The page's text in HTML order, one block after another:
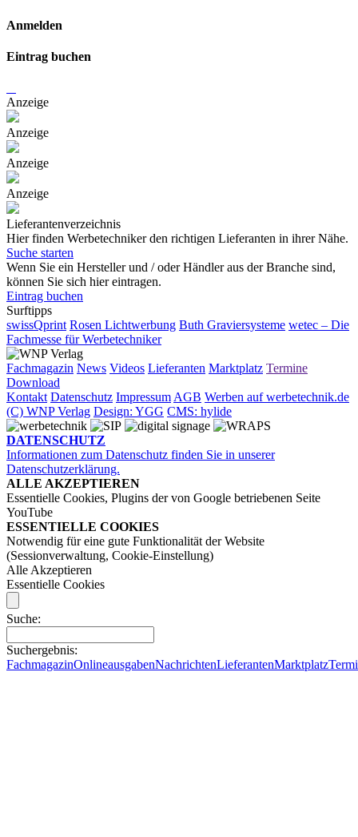
Anmelden
Eintrag buchen
Anzeige
Anzeige
Anzeige
Anzeige
Lieferantenverzeichnis
Hier finden Werbetechniker den richtigen Lieferanten in ihrer Nähe.
Suche starten
Wenn Sie ein Hersteller und / oder Händler aus der Branche sind,
können Sie sich hier eintragen.
Eintrag buchen
Surftipps
swissQprint Rosen Lichtwerbung Buth Graviersysteme wetec – Die
Fachmesse für Werbetechniker
Fachmagazin News Videos Lieferanten Marktplatz Termine
Download
Kontakt Datenschutz Impressum AGB Werben auf werbetechnik.de
(C) WNP Verlag Design: YGG CMS: hylide
DATENSCHUTZ
Informationen zum Datenschutz finden Sie in unserer
Datenschutzerklärung.
ALLE AKZEPTIEREN
Essentielle Cookies, Plugins der von Google betriebenen Seite
YouTube
ESSENTIELLE COOKIES
Notwendig für eine gute Funktionalität der Website
(Sessionverwaltung, Cookie-Einstellung)
Alle Akzeptieren
Essentielle Cookies
Suche:
Suchergebnis:
FachmagazinOnlineausgabenNachrichtenLieferantenMarktplatz